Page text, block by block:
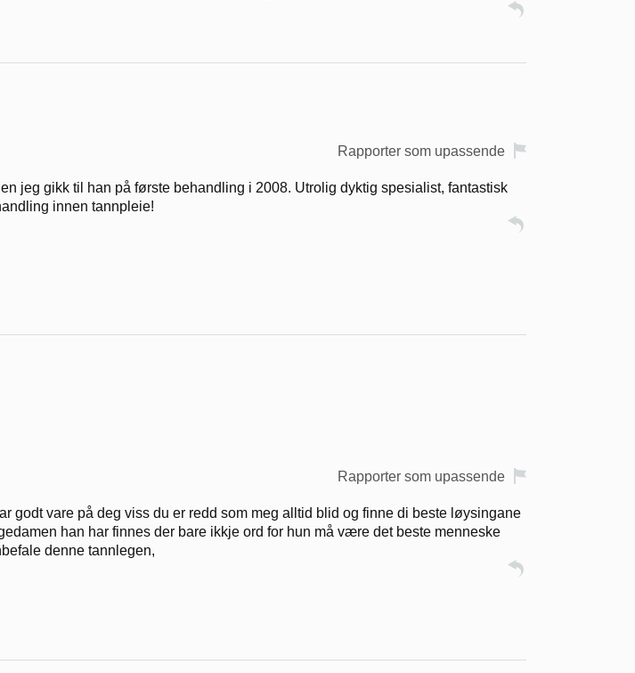
Rapporter som upassende
jeg gikk til han på første behandling i 2008. Utrolig dyktig spesialist, fantastisk
innen tannpleie!
Rapporter som upassende
godt vare på deg viss du er redd som meg alltid blid og finne di beste løysingane
han har finnes der bare ikkje ord for hun må være det beste menneske
denne tannlegen,